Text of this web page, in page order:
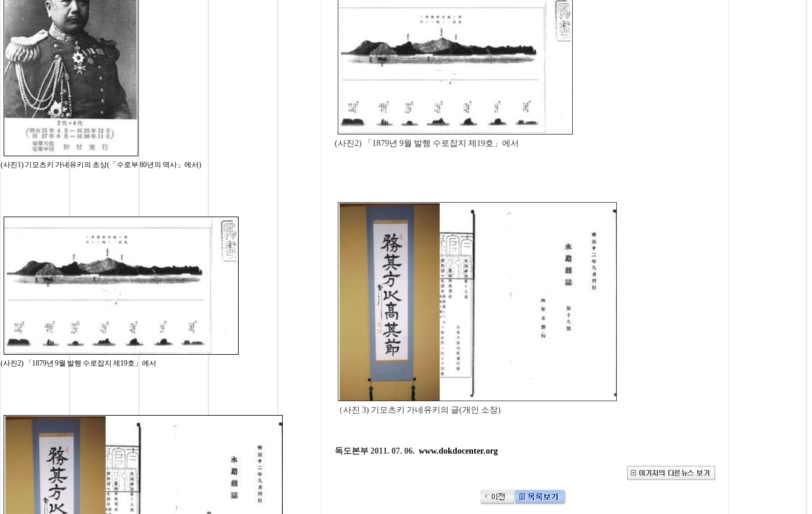
(사진1) 기모츠키 가네유키의 초상(「수로부 80년의 역사」에서)
(사진2) 「1879년 9월 발행 수로잡지 제19호」에서
(사진2) 「1879년 9월 발행 수로잡지 제19호」에서
（사진 3) 기모츠키 가네유키의 글(개인 소장)
독도본부 2011. 07. 06. www.dokdocenter.org